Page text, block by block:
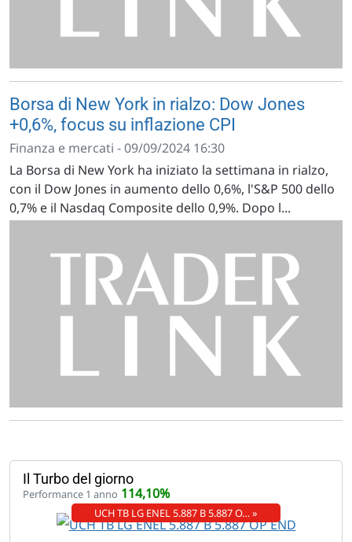
Borsa di New York in rialzo: Dow Jones
+0,6%, focus su inflazione CPI
Finanza e mercati - 09/09/2024 16:30
La Borsa di New York ha iniziato la settimana in rialzo,
con il Dow Jones in aumento dello 0,6%, l'S&P 500 dello
0,7% e il Nasdaq Composite dello 0,9%. Dopo l...
Il Turbo del giorno
Performance 1 anno 114,10%
UCH TB LG ENEL 5.887 B 5.887 O… »